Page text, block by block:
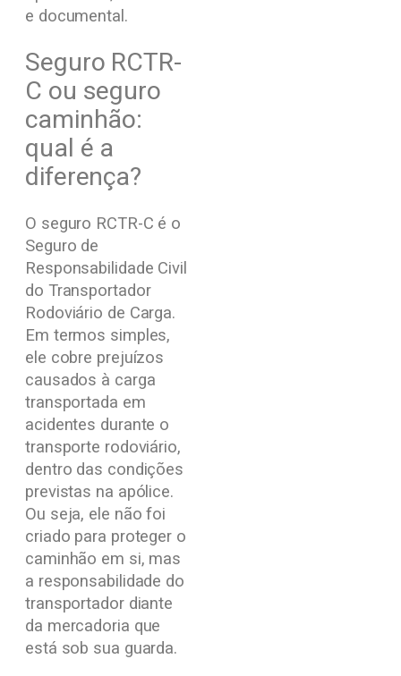
e documental.
Seguro RCTR-
C ou seguro
caminhão:
qual é a
diferença?
O seguro RCTR-C é o
Seguro de
Responsabilidade Civil
do Transportador
Rodoviário de Carga.
Em termos simples,
ele cobre prejuízos
causados à carga
transportada em
acidentes durante o
transporte rodoviário,
dentro das condições
previstas na apólice.
Ou seja, ele não foi
criado para proteger o
caminhão em si, mas
a responsabilidade do
transportador diante
da mercadoria que
está sob sua guarda.